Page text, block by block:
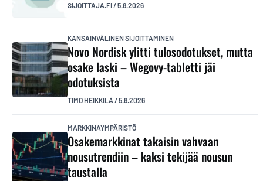
SIJOITTAJA.FI/5.8.2026
KANSAINVÄLINEN SIJOITTAMINEN
Novo Nordisk ylitti tulosodotukset, mutta
osake laski – Wegovy-tabletti jäi
odotuksista
TIMO HEIKKILÄ /5.8.2026
MARKKINAYMPÄRISTÖ
Osakemarkkinat takaisin vahvaan
nousutrendiin – kaksi tekijää nousun
taustalla